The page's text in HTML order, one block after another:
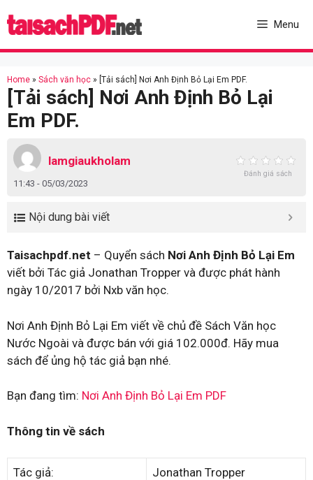
to
Menu
Home » Sách văn học » [Tải sách] Nơi Anh Định Bỏ Lại Em PDF.
[Tải sách] Nơi Anh Định Bỏ Lại
Em PDF.
lamgiaukholam
11:43 - 05/03/2023
Đánh giá sách
Nội dung bài viết
Taisachpdf.net – Quyển sách Nơi Anh Định Bỏ Lại Em
viết bởi Tác giả Jonathan Tropper và được phát hành
ngày 10/2017 bởi Nxb văn học.
Nơi Anh Định Bỏ Lại Em viết về chủ đề Sách Văn học
Nước Ngoài và được bán với giá 102.000đ. Hãy mua
sách để ủng hộ tác giả bạn nhé.
Bạn đang tìm: Nơi Anh Định Bỏ Lại Em PDF
Thông tin về sách
Tác giả: Jonathan Tropper